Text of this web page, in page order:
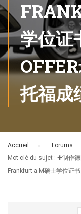
学位证
托福成
Accueil Forums
Mot-clé du sujet : ✚制作
Frankfurt a.M硕士学位证